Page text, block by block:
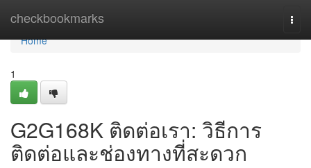
checkbookmarks
Home
Home
1
G2G168K ติดต่อเรา: วิธีการ
ติดต่อและช่องทางที่สะดวก